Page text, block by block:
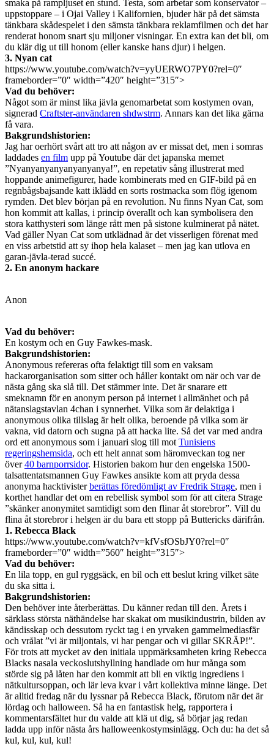
smaka på rampljuset en stund. Testa, som arbetar som konservator –
uppstoppare – i Ojai Valley i Kalifornien, bjuder här på det sämsta
tänkbara skådespelet i den sämsta tänkbara reklamfilmen och det har
renderat honom snart sju miljoner visningar. En extra kan det bli, om
du klär dig ut till honom (eller kanske hans djur) i helgen.
3. Nyan cat
https://www.youtube.com/watch?v=yyUERWO7PY0?rel=0″
frameborder=”0″ width=”420″ height=”315″>
Vad du behöver:
Något som är minst lika jävla genomarbetat som kostymen ovan,
signerad Craftster-användaren shdwstrm. Annars kan det lika gärna
få vara.
Bakgrundshistorien:
Jag har oerhört svårt att tro att någon av er missat det, men i somras
laddades en film upp på Youtube där det japanska memet
”Nyanyanyanyanyanyanya!”, en repetativ sång illustrerat med
hoppande animefigurer, hade kombinerats med en GIF-bild på en
regnbågsbajsande katt iklädd en sorts rostmacka som flög igenom
rymden. Det blev början på en revolution. Nu finns Nyan Cat, som
hon kommit att kallas, i princip överallt och kan symbolisera den
stora katthysteri som länge rått men på sistone kulminerat på nätet.
Vad gäller Nyan Cat som utklädnad är det visserligen förenat med
en viss arbetstid att sy ihop hela kalaset – men jag kan utlova en
garan-jävla-terad succé.
2. En anonym hackare
Anon
Vad du behöver:
En kostym och en Guy Fawkes-mask.
Bakgrundshistorien:
Anonymous refereras ofta felaktigt till som en vaksam
hackarorganisation som sitter och håller kontakt om när och var de
nästa gång ska slå till. Det stämmer inte. Det är snarare ett
smeknamn för en anonym person på internet i allmänhet och på
nätanslagstavlan 4chan i synnerhet. Vilka som är delaktiga i
anonymous olika tillslag är helt olika, beroende på vilka som är
vakna, vid datorn och sugna på att hacka lite. Så det var med andra
ord ett anonymous som i januari slog till mot Tunisiens
regeringshemsida, och ett helt annat som häromveckan tog ner
över40 barnporrsidor. Historien bakom hur den engelska 1500-
talsattentatsmannen Guy Fawkes ansikte kom att pryda dessa
anonyma hacktivisterberättas föredömligt av Fredrik Strage, men i
korthet handlar det om en rebellisk symbol som för att citera Strage
”skänker anonymitet samtidigt som den flinar åt storebror”. Vill du
flina åt storebror i helgen är du bara ett stopp på Buttericks därifrån.
1. Rebecca Black
https://www.youtube.com/watch?v=kfVsfOSbJY0?rel=0″
frameborder=”0″ width=”560″ height=”315″>
Vad du behöver:
En lila topp, en gul ryggsäck, en bil och ett beslut kring vilket säte
du ska sitta i.
Bakgrundshistorien:
Den behöver inte återberättas. Du känner redan till den. Årets i
särklass största näthändelse har skakat om musikindustrin, bilden av
kändisskap och dessutom ryckt tag i en yrvaken gammelmediasfär
och vrålat ”vi är miljontals, vi har pengar och vi gillar SKRÄP!”.
För trots att mycket av den initiala uppmärksamheten kring Rebecca
Blacks nasala veckoslutshyllning handlade om hur många som
störde sig på låten har den kommit att bli en viktig ingrediens i
nätkultursoppan, och lär leva kvar i vårt kollektiva minne länge. Det
är alltid fredag när du lyssnar på Rebecca Black, förutom när det är
lördag och halloween. Så ha en fantastisk helg, rapportera i
kommentarsfältet hur du valde att klä ut dig, så börjar jag redan
ladda upp inför nästa års halloweenkostymsinlägg. Och du: ha det så
kul, kul, kul, kul!